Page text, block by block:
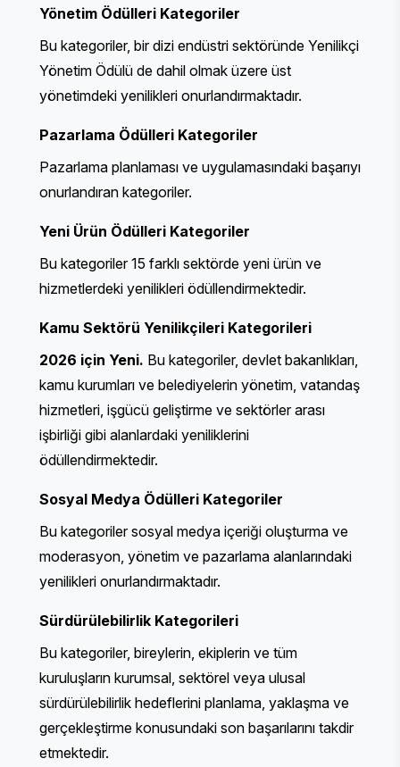
Yönetim Ödülleri Kategoriler
Bu kategoriler, bir dizi endüstri sektöründe Yenilikçi
Yönetim Ödülü de dahil olmak üzere üst
yönetimdeki yenilikleri onurlandırmaktadır.
Pazarlama Ödülleri Kategoriler
Pazarlama planlaması ve uygulamasındaki başarıyı
onurlandıran kategoriler.
Yeni Ürün Ödülleri Kategoriler
Bu kategoriler 15 farklı sektörde yeni ürün ve
hizmetlerdeki yenilikleri ödüllendirmektedir.
Kamu Sektörü Yenilikçileri Kategorileri
2026 için Yeni. Bu kategoriler, devlet bakanlıkları,
kamu kurumları ve belediyelerin yönetim, vatandaş
hizmetleri, işgücü geliştirme ve sektörler arası
işbirliği gibi alanlardaki yeniliklerini
ödüllendirmektedir.
Sosyal Medya Ödülleri Kategoriler
Bu kategoriler sosyal medya içeriği oluşturma ve
moderasyon, yönetim ve pazarlama alanlarındaki
yenilikleri onurlandırmaktadır.
Sürdürülebilirlik Kategorileri
Bu kategoriler, bireylerin, ekiplerin ve tüm
kuruluşların kurumsal, sektörel veya ulusal
sürdürülebilirlik hedeflerini planlama, yaklaşma ve
gerçekleştirme konusundaki son başarılarını takdir
etmektedir.